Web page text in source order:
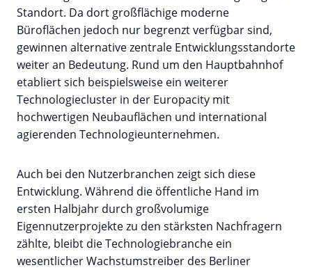
Standort. Da dort großflächige moderne
Büroflächen jedoch nur begrenzt verfügbar sind,
gewinnen alternative zentrale Entwicklungsstandorte
weiter an Bedeutung. Rund um den Hauptbahnhof
etabliert sich beispielsweise ein weiterer
Technologiecluster in der Europacity mit
hochwertigen Neubauflächen und international
agierenden Technologieunternehmen.
Auch bei den Nutzerbranchen zeigt sich diese
Entwicklung. Während die öffentliche Hand im
ersten Halbjahr durch großvolumige
Eigennutzerprojekte zu den stärksten Nachfragern
zählte, bleibt die Technologiebranche ein
wesentlicher Wachstumstreiber des Berliner